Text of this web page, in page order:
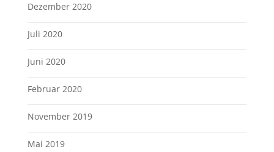
Dezember 2020
Juli 2020
Juni 2020
Februar 2020
November 2019
Mai 2019